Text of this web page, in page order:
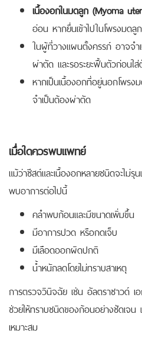
เนื้องอกในมดลูก (Myoma
อ่อน หากยื่นเข้าไปในโพรงมดลูก
ในผู้ที่วางแผนตั้งครรภ์ อาจจ
ผ่าตัด และรอระยะฟื้นตัวก่อนใ
หากเป็นเนื้องอกที่อยู่นอกโพรง
จำเป็นต้องผ่าตัด
เมื่อใดควรพบแพทย์
แม้ว่าซีสต์และเนื้องอกหลายชนิดจะไม่รุ
พบอาการต่อไปนี้
คลำพบก้อนและมีขนาดเพิ่มขึ้น
มีอาการปวด หรือกดเจ็บ
มีเลือดออกผิดปกติ
น้ำหนักลดโดยไม่ทราบสาเหตุ
การตรวจวินิจฉัย เช่น อัลตราซาวด์ เ
ช่วยให้ทราบชนิดของก้อนอย่างชัดเจน
เหมาะสม